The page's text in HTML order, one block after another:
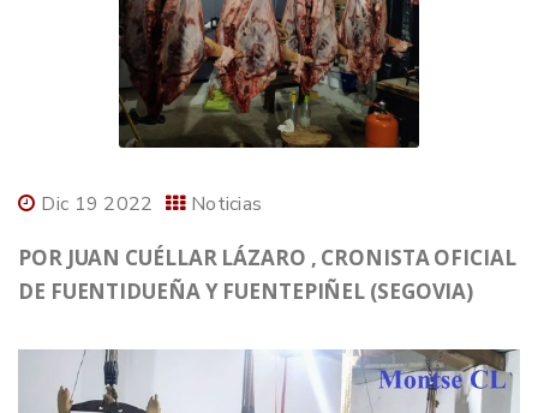
Dic 19 2022 Noticias
POR JUAN CUÉLLAR LÁZARO , CRONISTA OFICIAL
DE FUENTIDUEÑA Y FUENTEPIÑEL (SEGOVIA)